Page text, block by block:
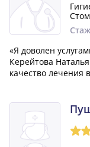
«Я доволен
Керейтова
качество лечения